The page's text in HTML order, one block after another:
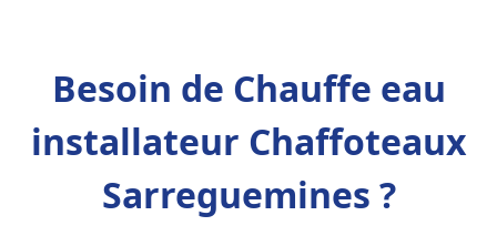
Besoin de Chauffe eau
installateur Chaffoteaux
Sarreguemines ?